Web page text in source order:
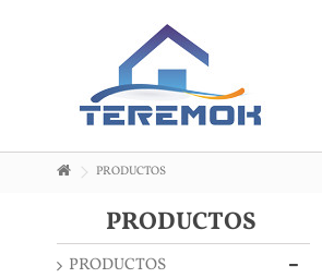
PRODUCTOS
PRODUCTOS
PRODUCTOS